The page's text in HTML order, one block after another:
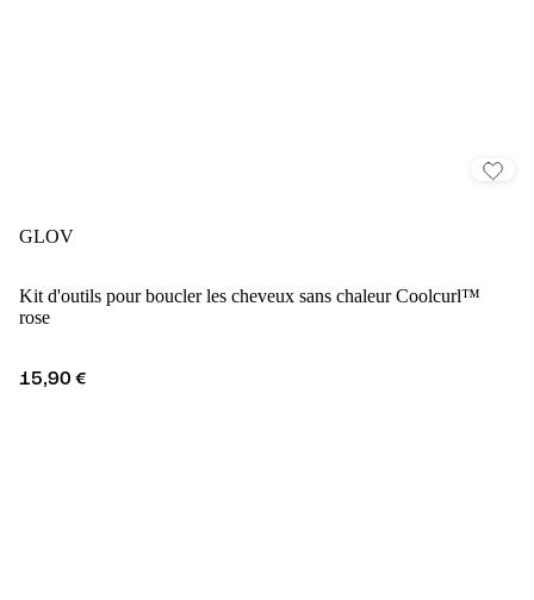
GLOV
Kit d'outils pour boucler les cheveux sans chaleur Coolcurl™
rose
15,90 €